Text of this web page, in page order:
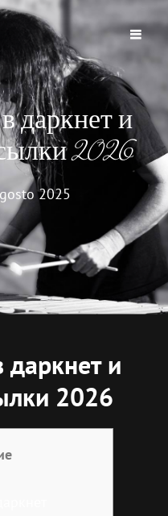
даркнет и
2026
2025
и
2026